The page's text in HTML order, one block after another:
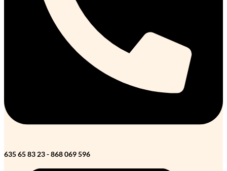
635 65 83 23 - 868 069 596